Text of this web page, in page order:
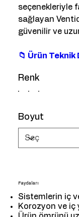
seçenekleriyle
sağlayan
güvenilir ve
📁 Ürün Teknik
Renk
Boyut
Faydaları
Sistemlerin iç
Korozyon ve iç